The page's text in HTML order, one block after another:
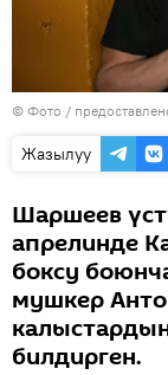
© Фото /
Жазылуу
Шаршеев
апрелинде
боксу
мушкер
билдирген.